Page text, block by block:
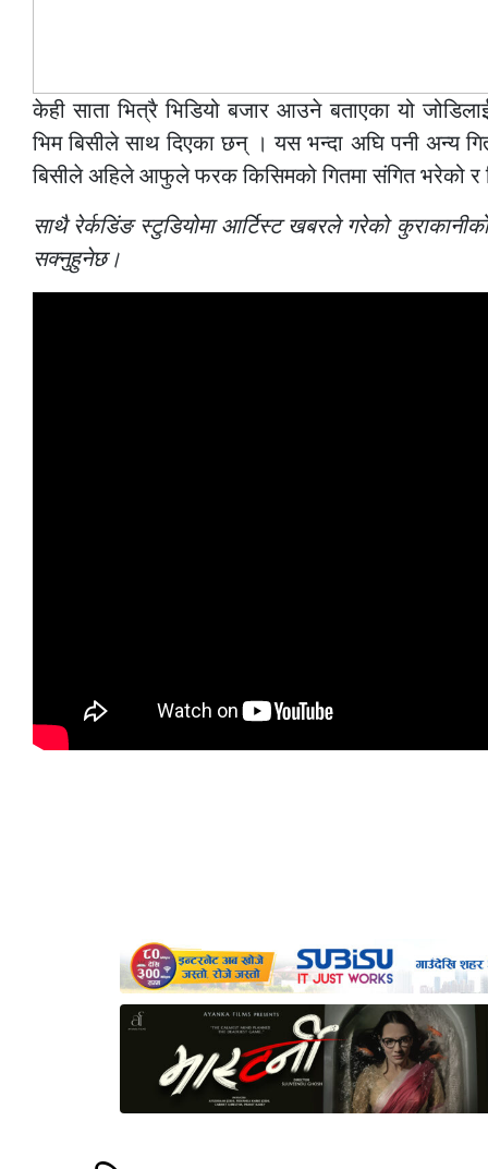
केही साता भित्रै भिडियो बजार आउने बताएका यो
भिम बिसीले साथ दिएका छन् । यस भन्दा अघि पनी अन्य
बिसीले अहिले आफुले फरक किसिमको गितमा संगित भरेको र
साथै रेर्कडिंङ स्टुडियोमा आर्टिस्ट खबरले गरेको
सक्नुहुनेछ।